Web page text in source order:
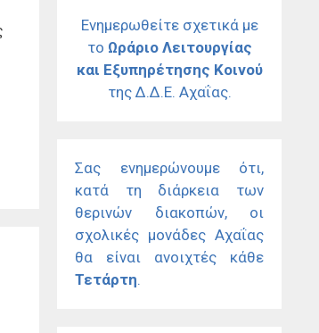
Ενημερωθείτε σχετικά με
το Ωράριο Λειτουργίας
και Εξυπηρέτησης Κοινού
της Δ.Δ.Ε. Αχαΐας.
Σας ενημερώνουμε ότι,
κατά τη διάρκεια των
θερινών διακοπών, οι
σχολικές μονάδες Αχαΐας
θα είναι ανοιχτές κάθε
Τετάρτη.